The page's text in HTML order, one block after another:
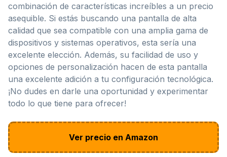
combinación de características increíbles a un precio
asequible. Si estás buscando una pantalla de alta
calidad que sea compatible con una amplia gama de
dispositivos y sistemas operativos, esta sería una
excelente elección. Además, su facilidad de uso y
opciones de personalización hacen de esta pantalla
una excelente adición a tu configuración tecnológica.
¡No dudes en darle una oportunidad y experimentar
todo lo que tiene para ofrecer!
Ver precio en Amazon